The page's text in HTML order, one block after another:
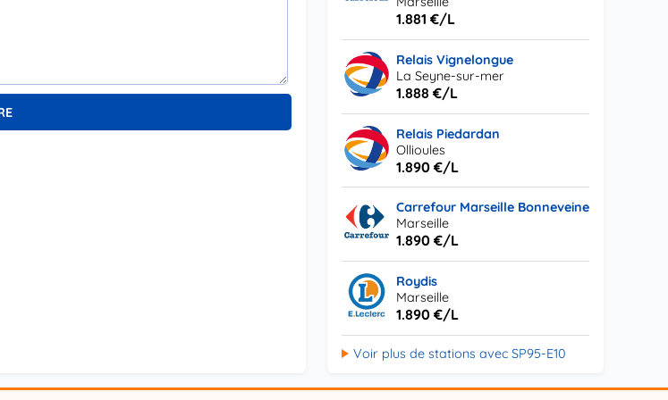
1.881 €/L
Relais Vignelongue
La Seyne-sur-mer
1.888 €/L
Relais Piedardan
Ollioules
1.890 €/L
Carrefour Marseille Bonneveine
Marseille
1.890 €/L
Roydis
Marseille
1.890 €/L
Voir plus de stations avec SP95-E10